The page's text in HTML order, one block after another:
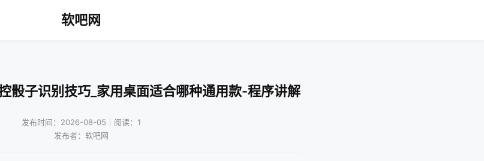
软吧网
骰子识别技巧_家用桌面适合哪种通用款-程序讲解
发布时间：2026-08-05｜阅读：1
发布者：软吧网